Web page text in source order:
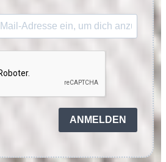
ANMELDEN